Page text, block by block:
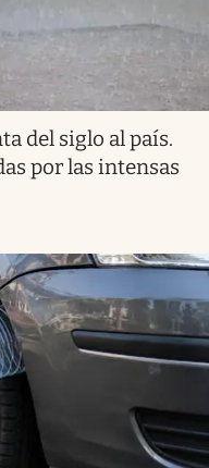
del siglo al país.
por las intensas